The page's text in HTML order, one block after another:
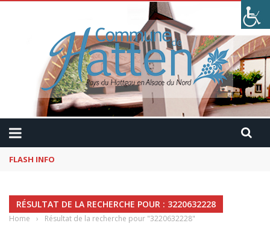
FLASH INFO
RÉSULTAT DE LA RECHERCHE POUR : 3220632228
Home › Résultat de la recherche pour "3220632228"